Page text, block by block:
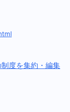
度を集約・編集